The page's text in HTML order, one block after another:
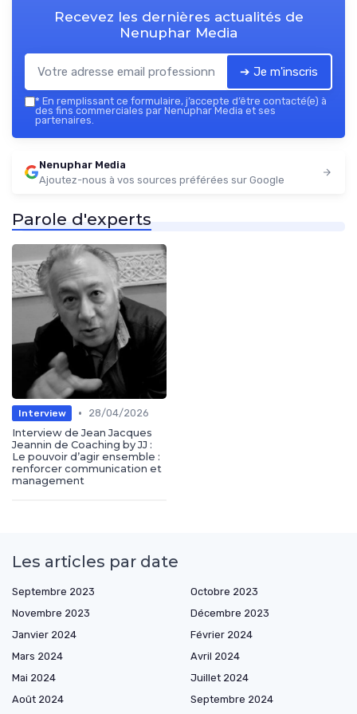
Recevez les dernières actualités de
Nenuphar Media
➔ Je m'inscris
* En remplissant ce formulaire, j’accepte d’être contacté(e) à
des fins commerciales par Nenuphar Media et ses
partenaires.
Nenuphar Media
Ajoutez-nous à vos sources préférées sur Google
Parole d'experts
Interview •
28/04/2026
Interview de Jean Jacques
Jeannin de Coaching by JJ :
Le pouvoir d’agir ensemble :
renforcer communication et
management
Les articles par date
Septembre 2023
Octobre 2023
Novembre 2023
Décembre 2023
Janvier 2024
Février 2024
Mars 2024
Avril 2024
Mai 2024
Juillet 2024
Août 2024
Septembre 2024